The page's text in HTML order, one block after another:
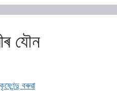
যৌন
কৃষ্ণেন্দু বৰুৱা